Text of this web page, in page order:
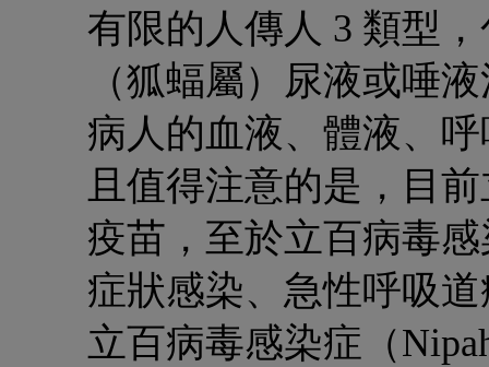
有限的人傳人 3 類型
（狐蝠屬）尿液或唾
病人的血液、體液、
且值得注意的是， 目
疫苗 ，至於立百病毒
症狀感染、急性呼吸
立百病毒感染症（